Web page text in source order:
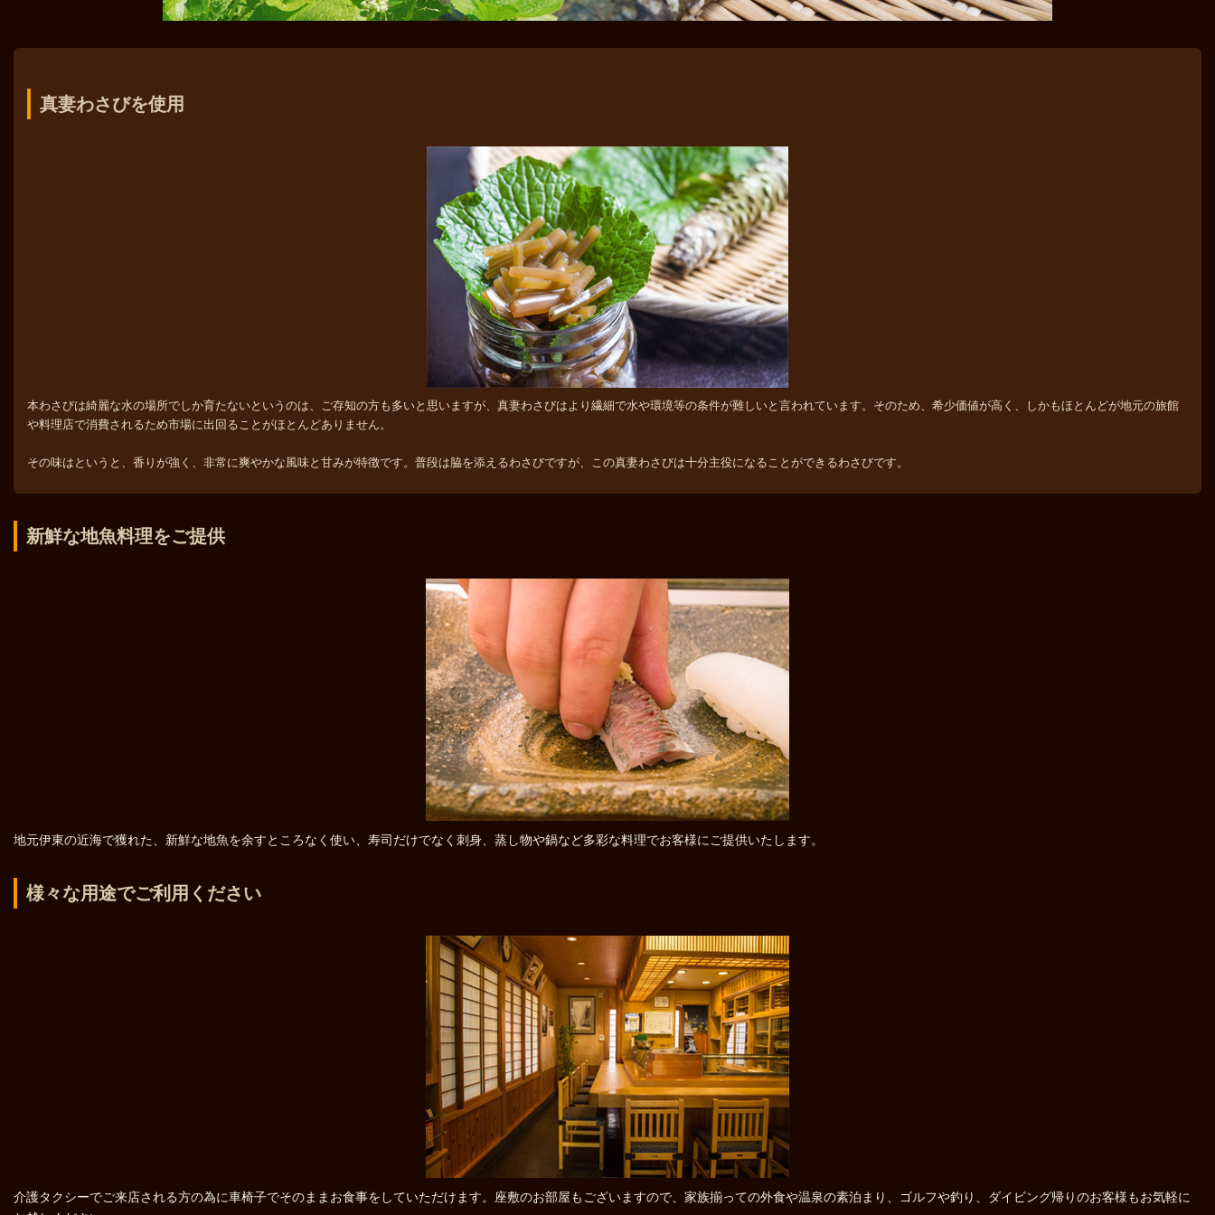
真妻わさびを使用
本わさびは綺麗な水の場所でしか育たないというのは、ご存知の方も多いと思いますが、真妻わさびはより繊細で水や環境等の条件が難しいと言われています。そのため、希少価値が高く、しかもほとんどが地元の旅館
や料理店で消費されるため市場に出回ることがほとんどありません。
その味はというと、香りが強く、非常に爽やかな風味と甘みが特徴です。普段は脇を添えるわさびですが、この真妻わさびは十分主役になることができるわさびです。
新鮮な地魚料理をご提供
地元伊東の近海で獲れた、新鮮な地魚を余すところなく使い、寿司だけでなく刺身、蒸し物や鍋など多彩な料理でお客様にご提供いたします。
様々な用途でご利用ください
介護タクシーでご来店される方の為に車椅子でそのままお食事をしていただけます。座敷のお部屋もございますので、家族揃っての外食や温泉の素泊まり、ゴルフや釣り、ダイビング帰りのお客様もお気軽に